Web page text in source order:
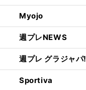
Myojo
週プレNEWS
週プレ グラジャパ!
Sportiva